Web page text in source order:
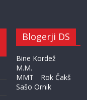
Blogerji DS
Bine Kordež
M.M.
MMT
Rok Čakš
Sašo Ornik